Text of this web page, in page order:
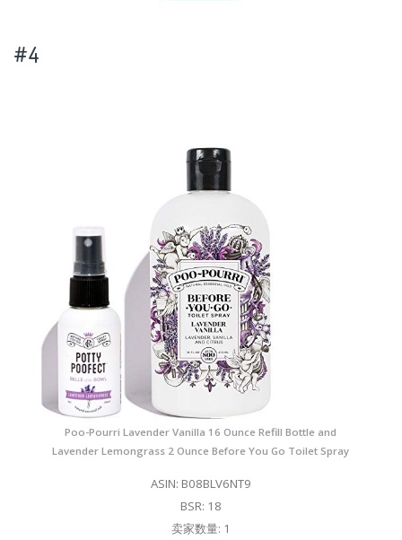
#4
Poo-Pourri Lavender Vanilla 16 Ounce Refill Bottle and
Lavender Lemongrass 2 Ounce Before You Go Toilet Spray
ASIN: B08BLV6NT9
BSR: 18
卖家数量: 1